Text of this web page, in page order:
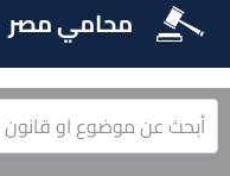
محامي مصر